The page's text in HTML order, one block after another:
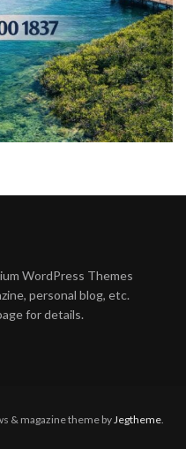
WordPress Themes
personal blog, etc.
for details.
& magazine theme byJegtheme.